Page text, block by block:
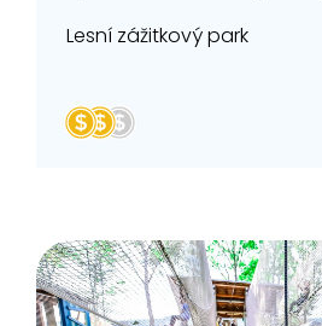
Lesní zážitkový park